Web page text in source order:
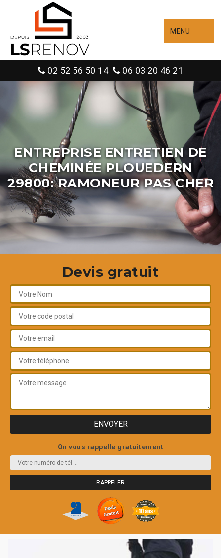
MENU
02 52 56 50 14 06 03 20 46 21
ENTREPRISE ENTRETIEN DE
CHEMINÉE PLOUEDERN
29800: RAMONEUR PAS CHER
Devis gratuit
On vous rappelle gratuitement